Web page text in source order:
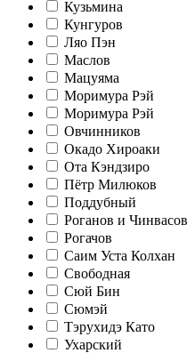
Кузьмина
Кунгуров
Ляо Пэн
Маслов
Мацуяма
Моримура Рэй
Моримура Рэй
Овчинников
Окадо Хироаки
Ота Кэндзиро
Пётр Милюков
Поддубный
Роганов и Чинвасов
Рогачов
Саим Уста Колхан
Свободная
Сюй Бин
Сюмэй
Тэрухидэ Като
Ухарский